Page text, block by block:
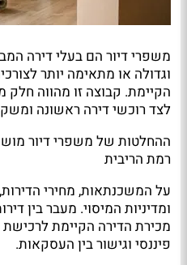
משפרי דיור הם בעלי דירה
וגדולה או מתאימה יותר
הקיימת. קבוצה זו מהווה חלק
לצד רוכשי דירה ראשונה
ההחלטות של משפרי דיור
רמת הריבית
על המשכנתאות, מחירי
ומדיניות המיסוי. מעבר בין
מכירת הדירה הקיימת
פיננסי וגישור בין העסקאות.